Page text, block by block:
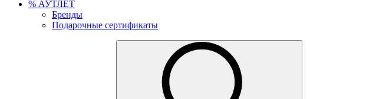
% АУТЛЕТ
Бренды
Подарочные сертификаты